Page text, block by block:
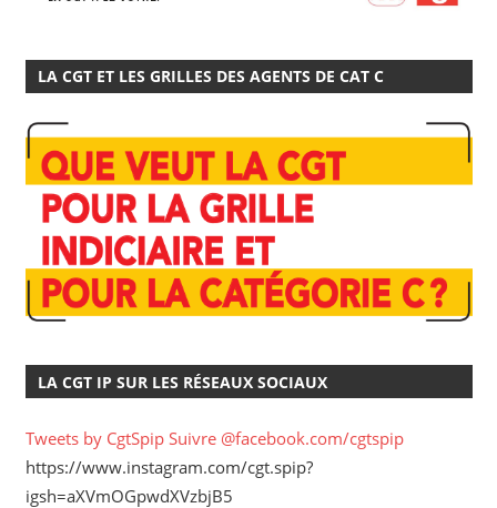
LA CGT ET LES GRILLES DES AGENTS DE CAT C
LA CGT IP SUR LES RÉSEAUX SOCIAUX
Tweets by CgtSpip Suivre @facebook.com/cgtspip
https://www.instagram.com/cgt.spip?
igsh=aXVmOGpwdXVzbjB5